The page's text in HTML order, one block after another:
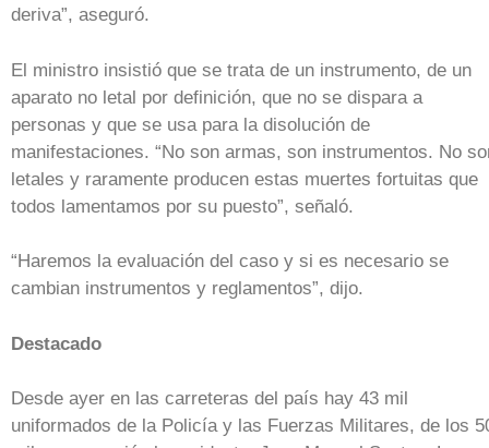
deriva”, aseguró.
El ministro insistió que se trata de un instrumento, de un
aparato no letal por definición, que no se dispara a
personas y que se usa para la disolución de
manifestaciones. “No son armas, son instrumentos. No
letales y raramente producen estas muertes fortuitas que
todos lamentamos por su puesto”, señaló.
“Haremos la evaluación del caso y si es necesario se
cambian instrumentos y reglamentos”, dijo.
Destacado
Desde ayer en las carreteras del país hay 43 mil
uniformados de la Policía y las Fuerzas Militares, de los